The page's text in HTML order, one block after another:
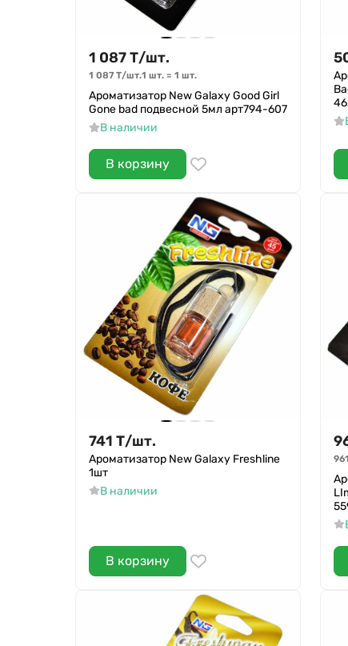
1 087Т/шт.
1 087 Т/шт.1 шт. = 1 шт.
Ароматизатор New Galaxy Good Girl
Gone bad подвесной 5мл арт794-607
В наличии
В корзину
741 Т/шт.
Ароматизатор New Galaxy Freshline
1шт
В наличии
В корзину
961